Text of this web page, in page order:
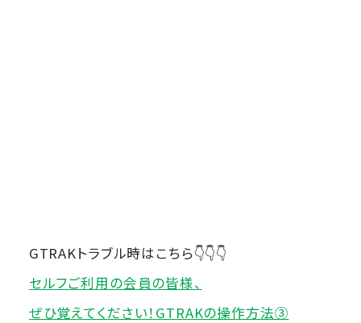
GTRAKトラブル時はこちら👇👇👇
セルフご利用の会員の皆様、
ぜひ覚えてください！ GTRAKの操作方法③